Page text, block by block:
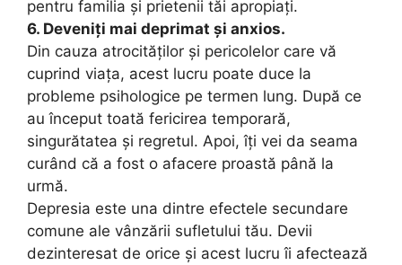
pentru familia și prietenii tăi apropiați.
6. Deveniți mai deprimat și anxios.
Din cauza atrocităților și pericolelor care vă
cuprind viața, acest lucru poate duce la
probleme psihologice pe termen lung. După ce
au început toată fericirea temporară,
singurătatea și regretul. Apoi, îți vei da seama
curând că a fost o afacere proastă până la
urmă.
Depresia este una dintre efectele secundare
comune ale vânzării sufletului tău. Devii
dezinteresat de orice și acest lucru îi afectează